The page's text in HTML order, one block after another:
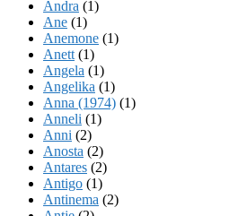
Andra (1)
Ane (1)
Anemone (1)
Anett (1)
Angela (1)
Angelika (1)
Anna (1974) (1)
Anneli (1)
Anni (2)
Anosta (2)
Antares (2)
Antigo (1)
Antinema (2)